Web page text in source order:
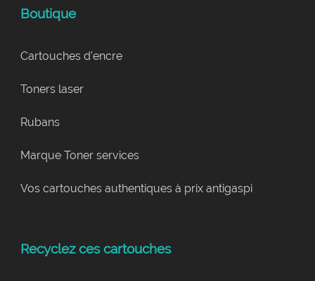
Boutique
Cartouches d’encre
Toners laser
Rubans
Marque Toner services
Vos cartouches authentiques à prix antigaspi
Recyclez ces cartouches